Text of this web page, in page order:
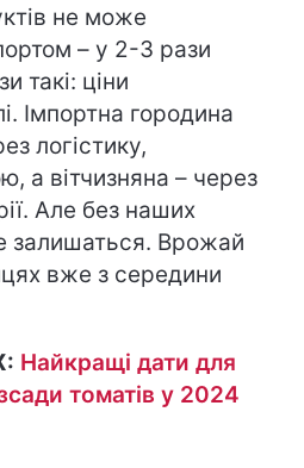
не може
– у 2-3 рази
такі: ціни
Імпортна городина
логістику,
а вітчизняна – через
Але без наших
залишаться. Врожай
вже з середини
Найкращі дати для
томатів у 2024